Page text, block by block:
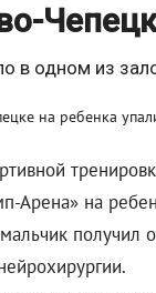
в одном из
Арена» на
получил